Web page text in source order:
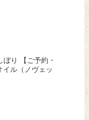
り 【ご予約・
ル（ノヴェッ